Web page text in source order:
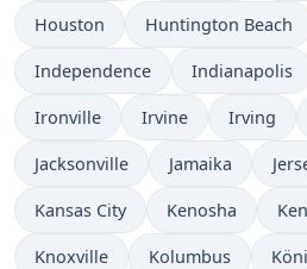
Houston Huntington Beach
Independence Indianapolis
Ironville Irvine Irving
Jacksonville Jamaika
Kansas City Kenosha
Knoxville Kolumbus